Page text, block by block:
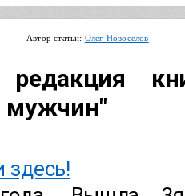
Автор статьи: Олег Новоселов
мужчин"
здесь!